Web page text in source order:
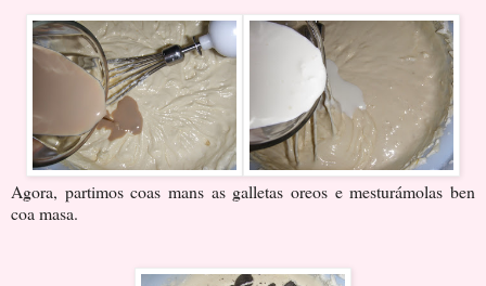
Agora, partimos coas mans as galletas oreos e mesturámolas ben
coa masa.